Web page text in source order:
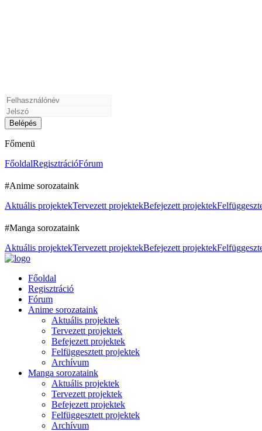
Főmenü
FőoldalRegisztrációFórum
#Anime sorozataink
Aktuális projektekTervezett projektekBefejezett projektek
#Manga sorozataink
Aktuális projektekTervezett projektekBefejezett projektek
Főoldal
Regisztráció
Fórum
Anime sorozataink
Aktuális projektek
Tervezett projektek
Befejezett projektek
Felfüggesztett projektek
Archívum
Manga sorozataink
Aktuális projektek
Tervezett projektek
Befejezett projektek
Felfüggesztett projektek
Archívum